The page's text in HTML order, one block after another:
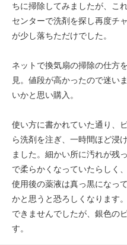
ちに掃除してみましたが、こ
センターで洗剤を探し再度チ
が少し落ちただけでした。
ネットで換気扇の掃除の仕方
見。値段が高かったので迷い
いかと思い購入。
使い方に書かれていた通り、
ら洗剤を注ぎ、一時間ほど浸
ました。細かい所に汚れが残
で柔らかくなっていたらしく
使用後の薬液は真っ黒になっ
かと思うと恐ろしくなります
できませんでしたが、銀色の
す。